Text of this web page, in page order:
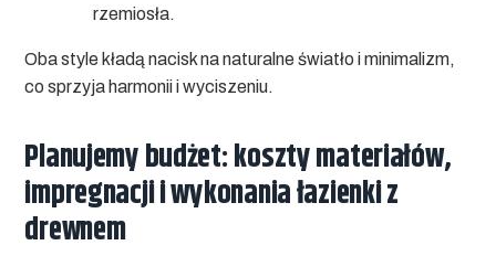
rzemiosła.
Oba style kładą nacisk na naturalne światło i minimalizm,
co sprzyja harmonii i wyciszeniu.
Planujemy budżet: koszty materiałów,
impregnacji i wykonania łazienki z
drewnem